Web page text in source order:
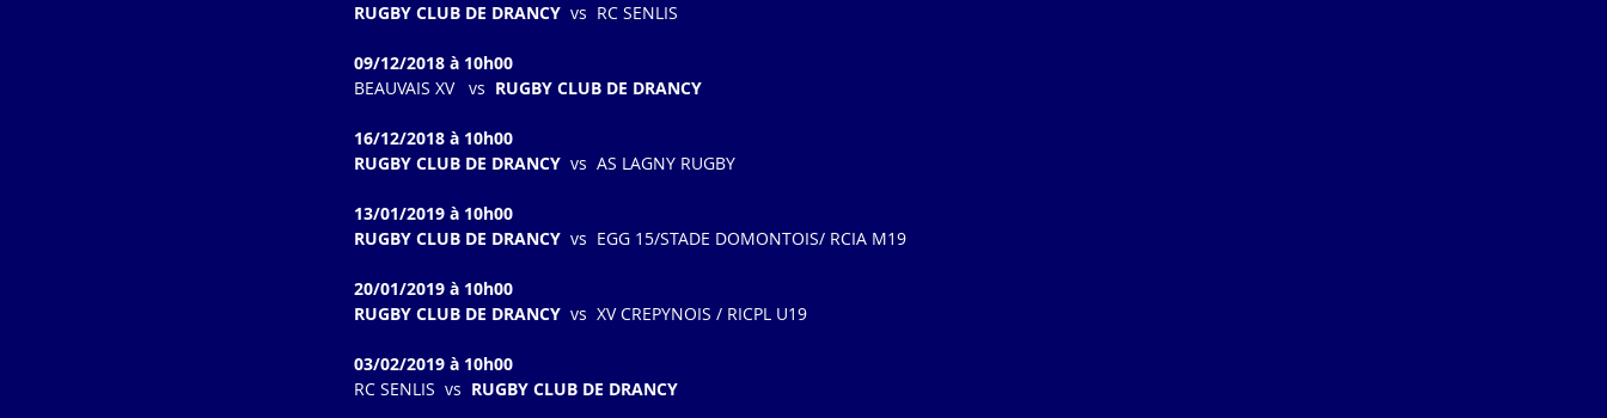
RUGBY CLUB DE DRANCY
  vs  RC SENLIS
09/12/2018 à 10h00
BEAUVAIS XV   vs RUGBY CLUB DE DRANCY
16/12/2018 à 10h00
RUGBY CLUB DE DRANCY vs  AS LAGNY RUGBY
13/01/2019 à 10h00
RUGBY CLUB DE DRANCY
  vs  EGG 15/STADE DOMONTOIS/ RCIA M19
20/01/2019 à 10h00
RUGBY CLUB DE DRANCY vs  XV CREPYNOIS / RICPL U19
03/02/2019 à 10h00
RC SENLIS  vs RUGBY CLUB DE DRANCY​